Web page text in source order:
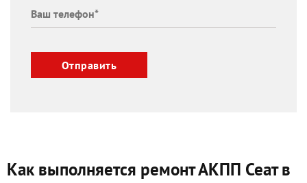
Отправить
Как выполняется ремонт АКПП Сеат в